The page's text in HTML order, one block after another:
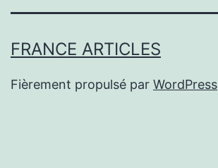
FRANCE ARTICLES
Fièrement propulsé par WordPress